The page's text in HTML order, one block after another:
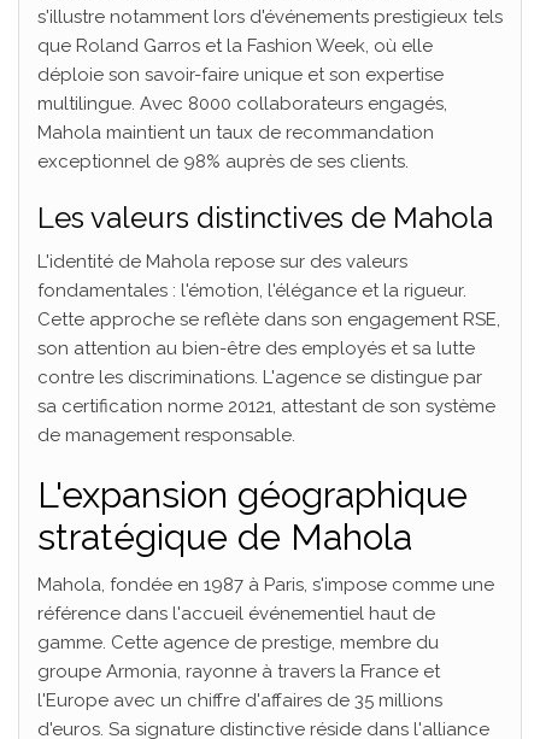
s'illustre notamment lors d'événements prestigieux tels
que Roland Garros et la Fashion Week, où elle
déploie son savoir-faire unique et son expertise
multilingue. Avec 8000 collaborateurs engagés,
Mahola maintient un taux de recommandation
exceptionnel de 98% auprès de ses clients.
Les valeurs distinctives de Mahola
L'identité de Mahola repose sur des valeurs
fondamentales : l'émotion, l'élégance et la rigueur.
Cette approche se reflète dans son engagement RSE,
son attention au bien-être des employés et sa lutte
contre les discriminations. L'agence se distingue par
sa certification norme 20121, attestant de son système
de management responsable.
L'expansion géographique
stratégique de Mahola
Mahola, fondée en 1987 à Paris, s'impose comme une
référence dans l'accueil événementiel haut de
gamme. Cette agence de prestige, membre du
groupe Armonia, rayonne à travers la France et
l'Europe avec un chiffre d'affaires de 35 millions
d'euros. Sa signature distinctive réside dans l'alliance